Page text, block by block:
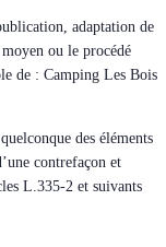
adaptation de
ou le procédé
de : Camping Les Bois
des éléments
contrefaçon et
L.335-2 et suivants